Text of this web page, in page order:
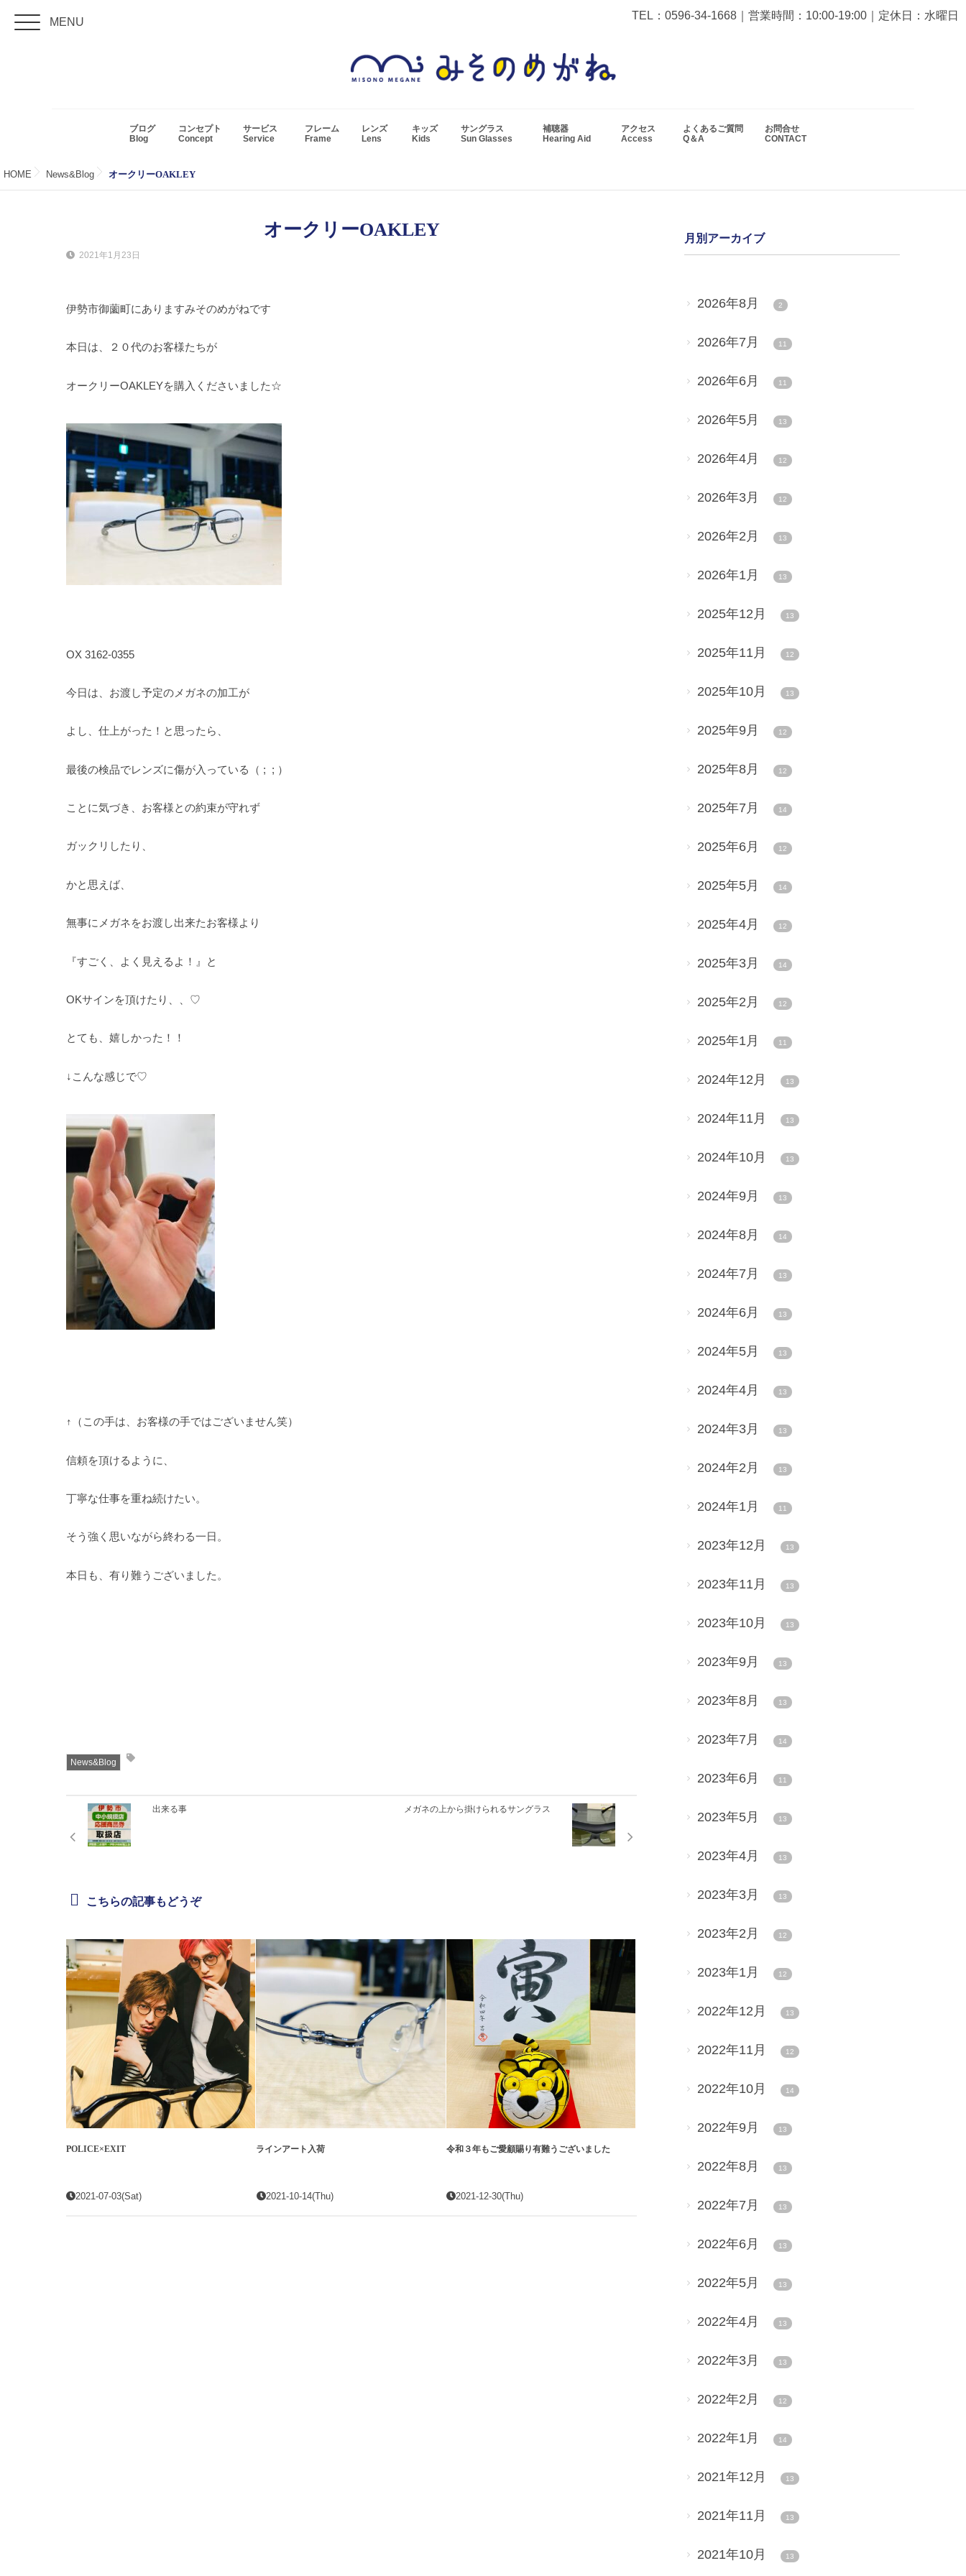
MENU
TEL：0596-34-1668 ｜営業時間：10:00-19:00｜定休日：水曜日
ブログ
Blog
コンセプト
Concept
サービス
Service
フレーム
Frame
レンズ
Lens
キッズ
Kids
サングラス
Sun Glasses
補聴器
Hearing Aid
アクセス
Access
よくあるご質問
Q＆A
お問合せ
CONTACT
HOME News&Blog オークリーOAKLEY
オークリーOAKLEY
2021年1月23日
伊勢市御薗町にありますみそのめがねです
本日は、２０代のお客様たちが
オークリーOAKLEYを購入くださいました☆
OX 3162-0355
今日は、お渡し予定のメガネの加工が
よし、仕上がった！と思ったら、
最後の検品でレンズに傷が入っている（ ; ; ）
ことに気づき、お客様との約束が守れず
ガックリしたり、
かと思えば、
無事にメガネをお渡し出来たお客様より
『すごく、よく見えるよ！』と
OKサインを頂けたり、、♡
とても、嬉しかった！！
↓こんな感じで♡
↑（この手は、お客様の手ではございません笑）
信頼を頂けるように、
丁寧な仕事を重ね続けたい。
そう強く思いながら終わる一日。
本日も、有り難うございました。
News&Blog
出来る事 メガネの上から掛けられるサングラス
こちらの記事もどうぞ
POLICE×EXIT
2021-07-03(Sat)
ラインアート入荷
2021-10-14(Thu)
令和３年もご愛顧賜り有難うございました
2021-12-30(Thu)
月別アーカイブ
2026年8月 2
2026年7月 11
2026年6月 11
2026年5月 13
2026年4月 12
2026年3月 12
2026年2月 13
2026年1月 13
2025年12月 13
2025年11月 12
2025年10月 13
2025年9月 12
2025年8月 12
2025年7月 14
2025年6月 12
2025年5月 14
2025年4月 12
2025年3月 14
2025年2月 12
2025年1月 11
2024年12月 13
2024年11月 13
2024年10月 13
2024年9月 13
2024年8月 14
2024年7月 13
2024年6月 13
2024年5月 13
2024年4月 13
2024年3月 13
2024年2月 13
2024年1月 11
2023年12月 13
2023年11月 13
2023年10月 13
2023年9月 13
2023年8月 13
2023年7月 14
2023年6月 11
2023年5月 13
2023年4月 13
2023年3月 13
2023年2月 12
2023年1月 12
2022年12月 13
2022年11月 12
2022年10月 14
2022年9月 13
2022年8月 13
2022年7月 13
2022年6月 13
2022年5月 13
2022年4月 13
2022年3月 13
2022年2月 12
2022年1月 14
2021年12月 13
2021年11月 13
2021年10月 13